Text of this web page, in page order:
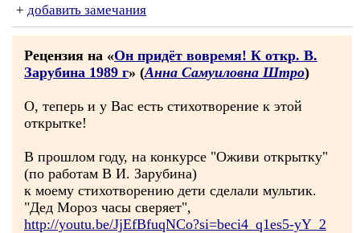
+ добавить замечания
Рецензия на «Он придёт вовремя! К откр. В.
Зарубина 1989 г» (Анна Самуиловна Штро)
О, теперь и у Вас есть стихотворение к этой
открытке!
В прошлом году, на конкурсе "Оживи открытку"
(по работам В И. Зарубина)
к моему стихотворению дети сделали мультик.
"Дед Мороз часы сверяет",
http://youtu.be/JjEfBfuqNCo?si=beci4_q1es5-yY_2